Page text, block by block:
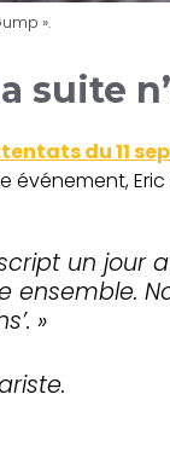
».
suite
du 11
événement,
un jour
ensemble.
»